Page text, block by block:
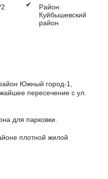
✔
Район:
Куйбышевский
район
Южный город-1,
пересечение с ул.
для парковки.
плотной жилой